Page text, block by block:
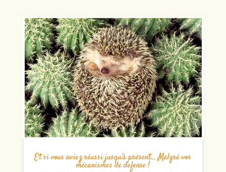
Et si vous aviez réussi jusqu’à présent… Malgré vos
mécanismes de defense !